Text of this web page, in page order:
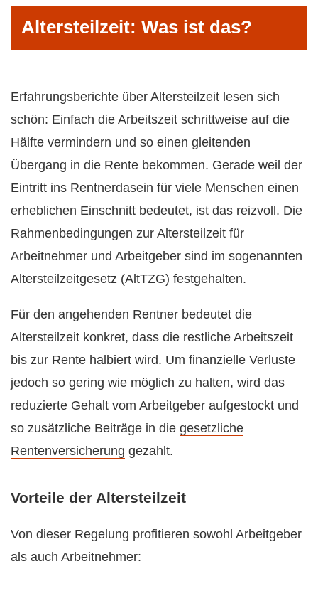
Altersteilzeit: Was ist das?
Erfahrungsberichte über Altersteilzeit lesen sich
schön: Einfach die Arbeitszeit schrittweise auf die
Hälfte vermindern und so einen gleitenden
Übergang in die Rente bekommen. Gerade weil der
Eintritt ins Rentnerdasein für viele Menschen einen
erheblichen Einschnitt bedeutet, ist das reizvoll. Die
Rahmenbedingungen zur Altersteilzeit für
Arbeitnehmer und Arbeitgeber sind im sogenannten
Altersteilzeitgesetz (AltTZG) festgehalten.
Für den angehenden Rentner bedeutet die
Altersteilzeit konkret, dass die restliche Arbeitszeit
bis zur Rente halbiert wird. Um finanzielle Verluste
jedoch so gering wie möglich zu halten, wird das
reduzierte Gehalt vom Arbeitgeber aufgestockt und
so zusätzliche Beiträge in die gesetzliche
Rentenversicherung gezahlt.
Vorteile der Altersteilzeit
Von dieser Regelung profitieren sowohl Arbeitgeber
als auch Arbeitnehmer: